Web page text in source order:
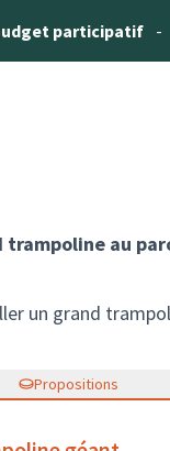
participatif -
trampoline au
un grand
Propositions